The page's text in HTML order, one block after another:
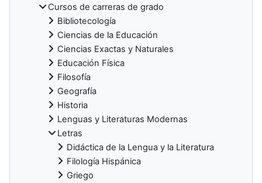
Cursos de carreras de grado
Bibliotecología
Ciencias de la Educación
Ciencias Exactas y Naturales
Educación Física
Filosofía
Geografía
Historia
Lenguas y Literaturas Modernas
Letras
Didáctica de la Lengua y la Literatura
Filología Hispánica
Griego